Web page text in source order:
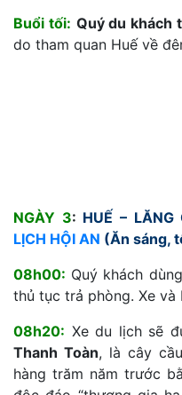
Buổi tối: Quý du khách
do tham quan Huế về
NGÀY 3: HUẾ – LĂNG
LỊCH HỘI AN (Ăn sáng,
08h00: Quý khách
thủ tục trả phòng. Xe và
08h20: Xe du lịch sẽ
Thanh Toàn, là cây
hàng trăm năm trước